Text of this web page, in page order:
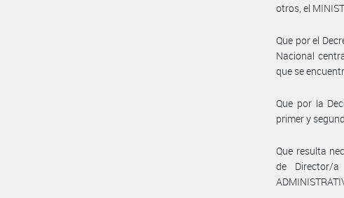
otros, el
Que por el
Nacional
que se
Que por la
primer y
Que resulta
de Director/a